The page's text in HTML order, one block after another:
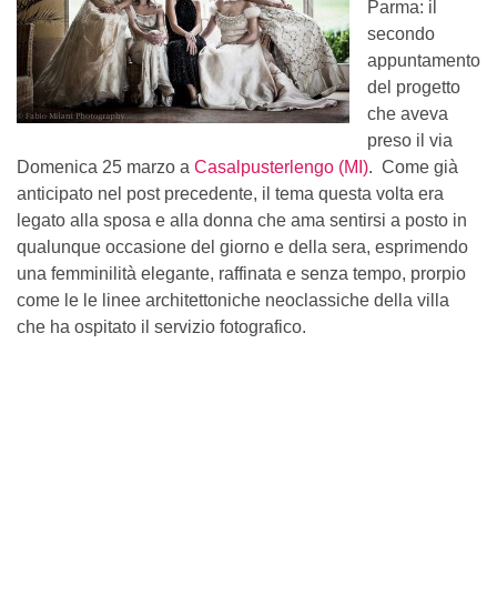
Parma: il
secondo
appuntamento
del progetto
che aveva
preso il via
Domenica 25 marzo a Casalpusterlengo (MI). Come già
anticipato nel post precedente, il tema questa volta era
legato alla sposa e alla donna che ama sentirsi a posto in
qualunque occasione del giorno e della sera, esprimendo
una femminilità elegante, raffinata e senza tempo, prorpio
come le le linee architettoniche neoclassiche della villa
che ha ospitato il servizio fotografico.